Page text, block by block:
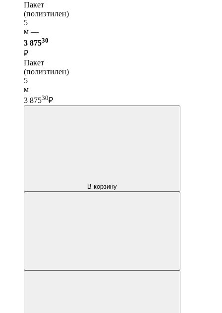
Пакет
(полиэтилен)
5
м —
3 87530
₽
Пакет
(полиэтилен)
5
м
3 87530₽
В корзину